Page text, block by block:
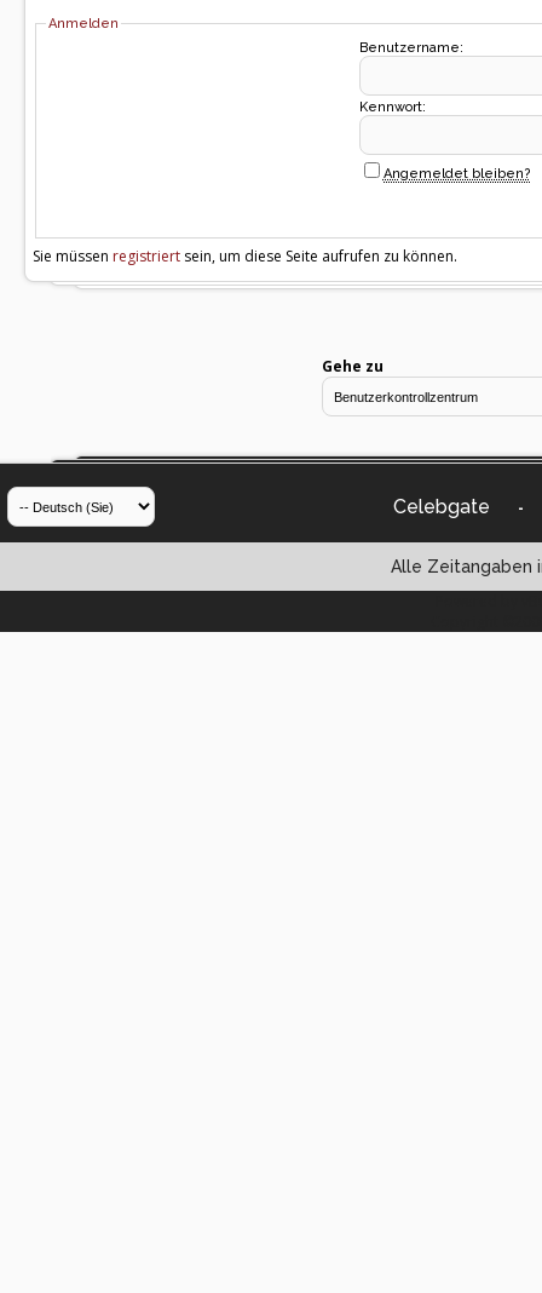
Anmelden
Benutzername:
Kennwort:
Angemeldet bleiben?
Sie müssen registriert sein, um diese Seite aufrufen zu können.
Gehe zu
Celebgate -
Alle Zeitangaben